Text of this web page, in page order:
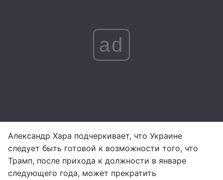
ad
Александр Хара подчеркивает, что Украине
следует быть готовой к возможности того, что
Трамп, после прихода к должности в январе
следующего года, может прекратить